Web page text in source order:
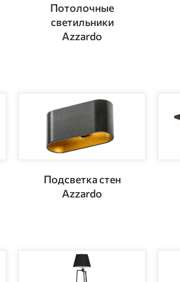
Потолочные
светильники
Azzardo
Подсветка стен
Azzardo